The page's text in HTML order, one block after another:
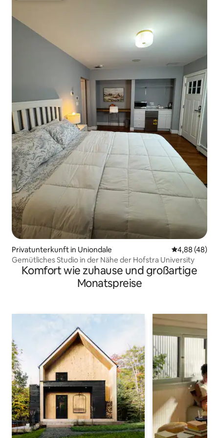
Privatunterkunft in Uniondale
4,88 (48)
Gemütliches Studio in der Nähe der Hofstra University
Komfort wie zuhause und großartige
Monatspreise